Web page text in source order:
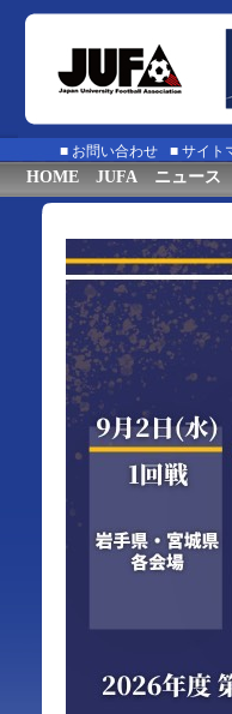
■ お問い合わせ ■ サイト
HOME JUFA ニュース